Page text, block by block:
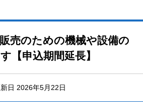
売のための機械や設備の
【申込期間延長】
日 2026年5月22日